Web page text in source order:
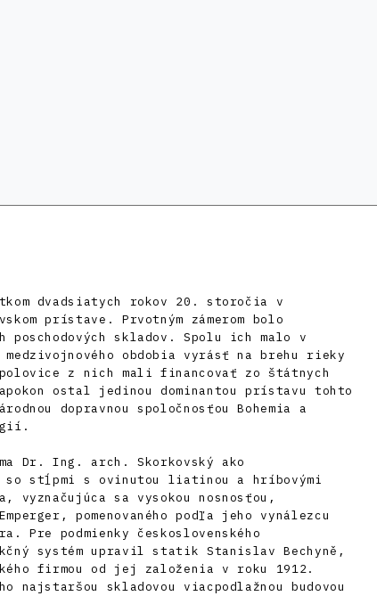
dvadsiatych rokov 20. storočia v
prístave. Prvotným zámerom bolo
poschodových skladov. Spolu ich malo v
obdobia vyrásť na brehu rieky
z nich mali financovať zo štátnych
ostal jedinou dominantou prístavu tohto
dopravnou spoločnosťou Bohemia a
Dr. Ing. arch. Skorkovský ako
so stĺpmi s ovinutou liatinou a hríbovými
vyznačujúca sa vysokou nosnosťou,
pomenovaného podľa jeho vynálezcu
Pre podmienky československého
systém upravil statik Stanislav Bechyně,
firmou od jej založenia v roku 1912.
najstaršou skladovou viacpodlažnou budovou